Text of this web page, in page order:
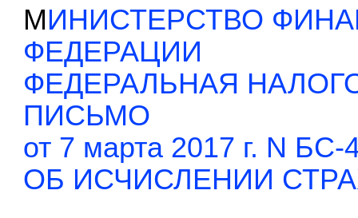
МИНИСТЕРСТВО
ФЕДЕРАЦИИ
ФЕДЕРАЛЬНАЯ
ПИСЬМО
от 7 марта 2017 г. N БС-
ОБ ИСЧИСЛЕНИИ